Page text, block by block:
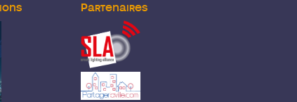
Partenaires